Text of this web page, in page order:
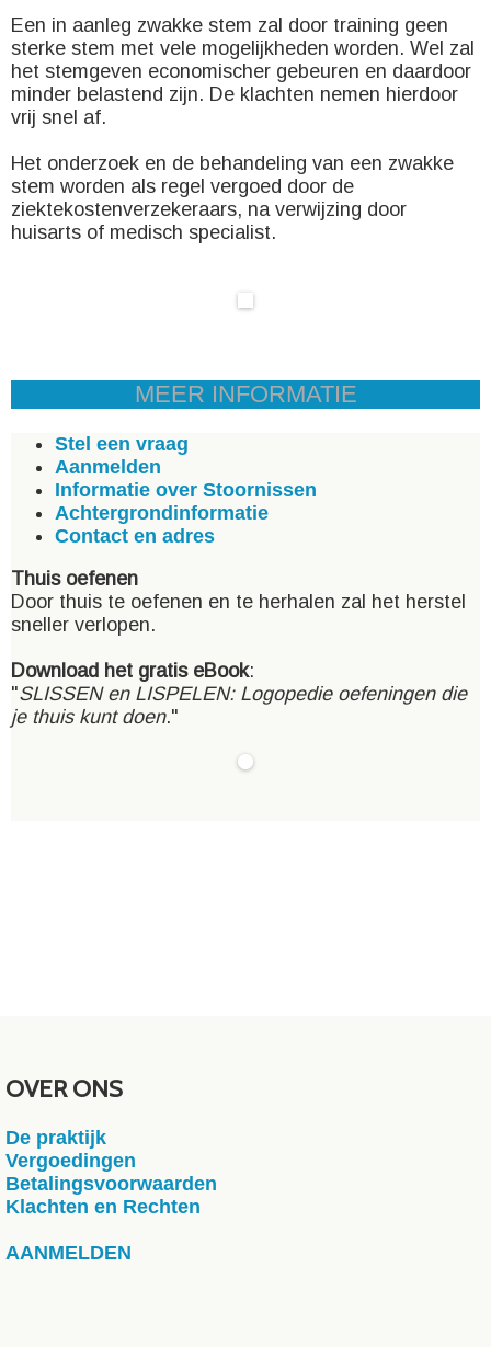
Een in aanleg zwakke stem zal door training geen
sterke stem met vele mogelijkheden worden. Wel zal
het stemgeven economischer gebeuren en daardoor
minder belastend zijn. De klachten nemen hierdoor
vrij snel af.
Het onderzoek en de behandeling van een zwakke
stem worden als regel vergoed door de
ziektekostenverzekeraars, na verwijzing door
huisarts of medisch specialist.
MEER INFORMATIE
Stel een vraag
Aanmelden
Informatie over Stoornissen
Achtergrondinformatie
Contact en adres
Thuis oefenen
Door thuis te oefenen en te herhalen zal het herstel
sneller verlopen.
Download het gratis eBook:
"SLISSEN en LISPELEN: Logopedie oefeningen die
je thuis kunt doen."
OVER ONS
De praktijk
Vergoedingen
Betalingsvoorwaarden
Klachten en Rechten
AANMELDEN